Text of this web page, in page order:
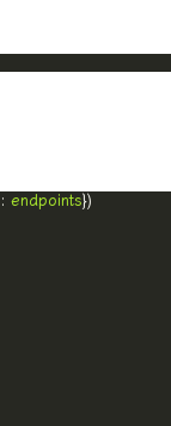
: endpoints